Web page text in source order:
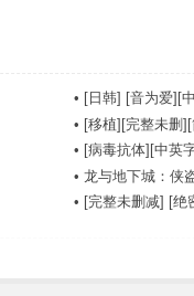
• [日韩] [音为爱][
• [移植][完整未删
• [病毒抗体][中英
• 龙与地下城：侠
• [完整未删减] [绝